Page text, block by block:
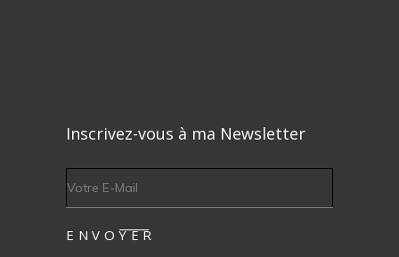
Inscrivez-vous à ma Newsletter